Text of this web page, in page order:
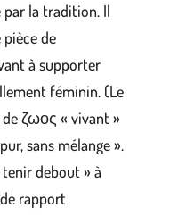
par la tradition. Il
pièce de
à supporter
féminin. (Le
ζωος « vivant »
sans mélange ».
debout » à
rapport